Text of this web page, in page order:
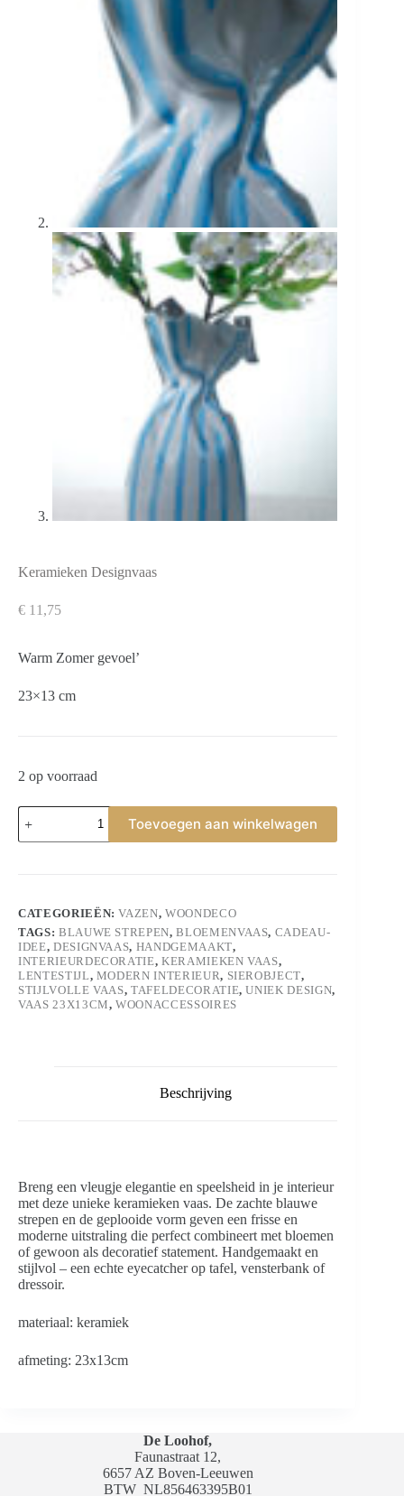
Keramieken Designvaas
€ 11,75
Warm Zomer gevoel’
23×13 cm
2 op voorraad
Keramieken
Designvaas
aantal
Toevoegen aan winkelwagen
CATEGORIEËN:VAZEN,WOONDECO
TAGS: BLAUWE STREPEN,BLOEMENVAAS, CADEAU-
IDEE, DESIGNVAAS, HANDGEMAAKT,
INTERIEURDECORATIE,KERAMIEKEN VAAS,
LENTESTIJL, MODERN INTERIEUR, SIEROBJECT,
STIJLVOLLE VAAS,TAFELDECORATIE,UNIEK DESIGN,
VAAS 23X13CM,WOONACCESSOIRES
Beschrijving
Breng een vleugje elegantie en speelsheid in je interieur
met deze unieke keramieken vaas. De zachte blauwe
strepen en de geplooide vorm geven een frisse en
moderne uitstraling die perfect combineert met bloemen
of gewoon als decoratief statement. Handgemaakt en
stijlvol – een echte eyecatcher op tafel, vensterbank of
dressoir.
materiaal: keramiek
afmeting: 23x13cm
De Loohof,
Faunastraat 12,
6657 AZ Boven-Leeuwen
BTW NL856463395B01